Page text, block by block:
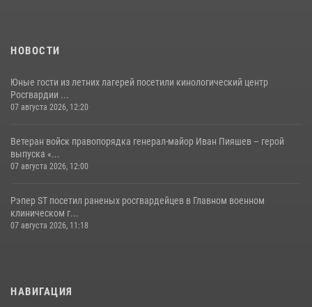
НОВОСТИ
Юные гости из летних лагерей посетили кинологический центр
Росгвардии ...
07 августа 2026, 12:20
Ветеран войск правопорядка генерал-майор Иван Пияшев – герой
выпуска «...
07 августа 2026, 12:00
Рэпер ST посетил раненых росгвардейцев в Главном военном
клиническом г...
07 августа 2026, 11:18
НАВИГАЦИЯ